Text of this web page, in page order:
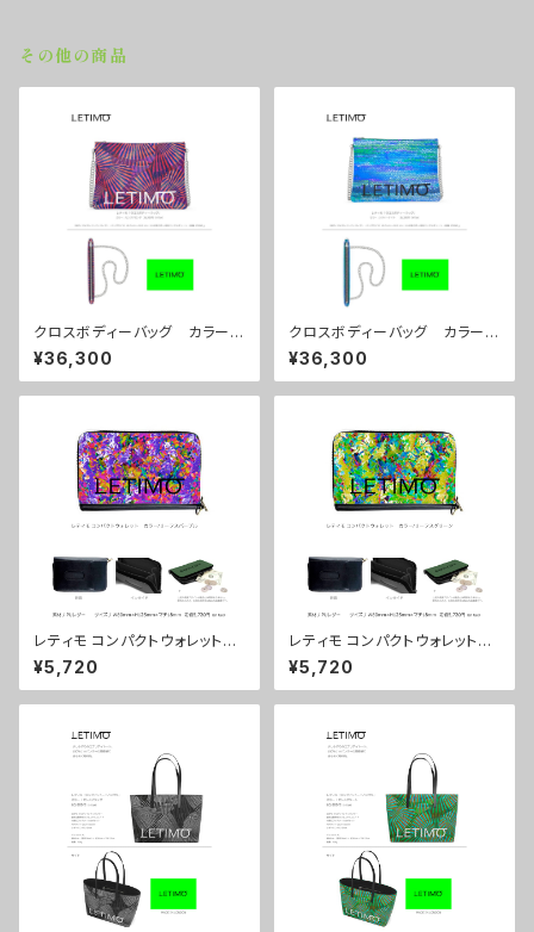
その他の商品
クロスボディーバッグ カラー/
センスマゼンダ ■配送まで約
１か月
¥36,300
クロスボディーバッグ カラー/
シティーナイト ■配送まで約１
か月
¥36,300
レティモ コンパクトウォレット
カラー/リーフスパープル ■配
送まで3週間
¥5,720
レティモ コンパクトウォレット
カラー/リーフスグリーン ■配
送まで3週間
¥5,720